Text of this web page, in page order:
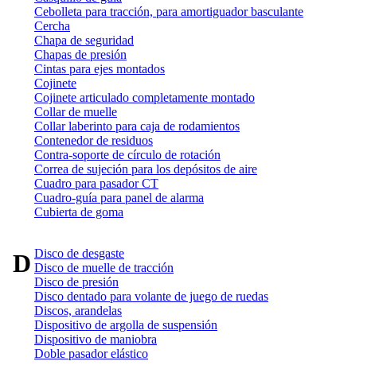
Cebolleta para tracción, para amortiguador basculante
Cercha
Chapa de seguridad
Chapas de presión
Cintas para ejes montados
Cojinete
Cojinete articulado completamente montado
Collar de muelle
Collar laberinto para caja de rodamientos
Contenedor de residuos
Contra-soporte de círculo de rotación
Correa de sujeción para los depósitos de aire
Cuadro para pasador CT
Cuadro-guía para panel de alarma
Cubierta de goma
DDisco de desgaste
Disco de muelle de tracción
Disco de presión
Disco dentado para volante de juego de ruedas
Discos, arandelas
Dispositivo de argolla de suspensión
Dispositivo de maniobra
Doble pasador elástico